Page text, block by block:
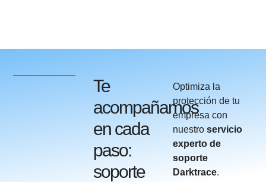
Te
acompañamos
en cada
paso:
soporte
Optimiza la
protección de tu
empresa con
nuestroservicio
experto de
soporte
Darktrace.